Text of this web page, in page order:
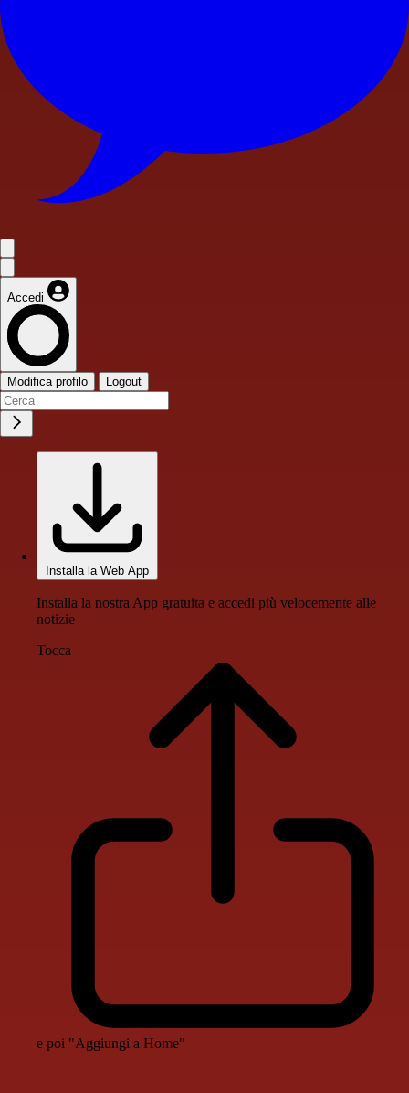
Accedi
Modifica profilo Logout
Installa la Web App
Installa la nostra App gratuita e accedi più velocemente alle
notizie
Tocca
e poi "Aggiungi a Home"